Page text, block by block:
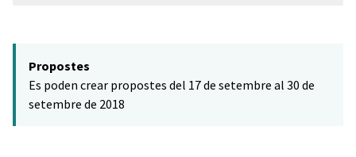
−
Propostes
Es poden crear propostes del 17 de setembre al 30 de
setembre de 2018